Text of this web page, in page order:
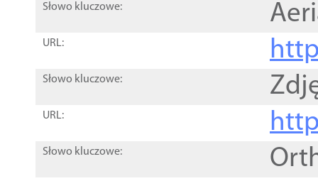
Słowo kluczowe:
URL:
Słowo kluczowe:
URL:
Słowo kluczowe: